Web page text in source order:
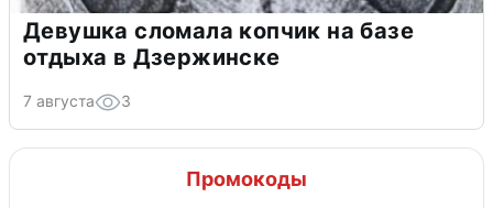
Девушка сломала копчик на базе
отдыха в Дзержинске
7 августа 3
Промокоды